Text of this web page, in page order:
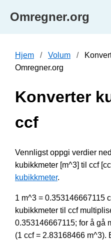
Omregner.org
Hjem Volum
Omregner.org
Konverter
ccf
Vennligst oppgi verdier
kubikkmeter [m^3] til ccf
kubikkmeter.
1 m^3 = 0.353146667115
kubikkmeter til ccf
0.353146667115; for å gå
(1 ccf = 2.83168466 m^3).